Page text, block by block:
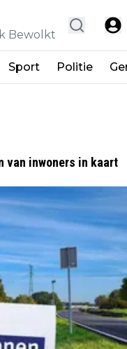
Bewolkt
Sport Politie
van inwoners in kaart